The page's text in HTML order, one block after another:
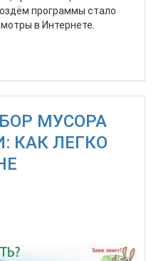
программы стало
в Интернете.
МУСОРА
КАК ЛЕГКО